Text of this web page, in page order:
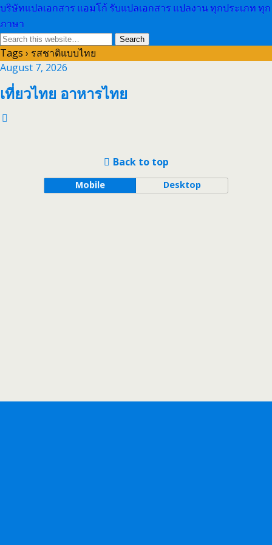
บริษัทแปลเอกสาร แอมโก้ รับแปลเอกสาร แปลงาน ทุกประเภท ทุก
ภาษา
Tags › รสชาติแบบไทย
August 7, 2026
เที่ยวไทย อาหารไทย
Back to top
Mobile Desktop